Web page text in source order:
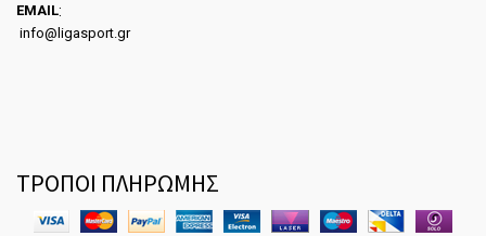
EMAIL:
info@ligasport.gr
ΤΡΟΠΟΙ ΠΛΗΡΩΜΗΣ